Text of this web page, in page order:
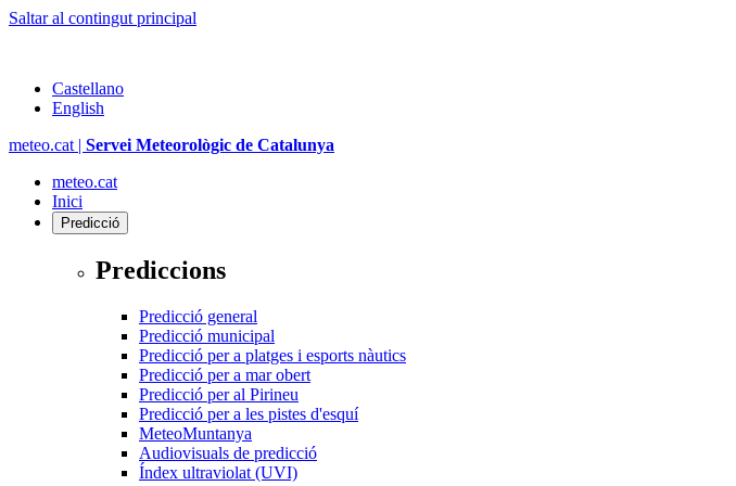
Saltar al contingut principal
Castellano
English
meteo.cat | Servei Meteorològic de Catalunya
meteo.cat
Inici
Predicció
Prediccions
Predicció general
Predicció municipal
Predicció per a platges i esports nàutics
Predicció per a mar obert
Predicció per al Pirineu
Predicció per a les pistes d'esquí
MeteoMuntanya
Audiovisuals de predicció
Índex ultraviolat (UVI)